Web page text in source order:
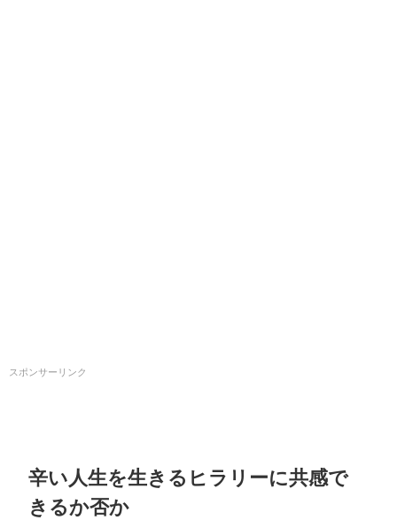
スポンサーリンク
辛い人生を生きるヒラリーに共感で
きるか否か